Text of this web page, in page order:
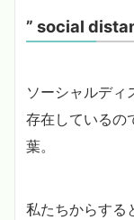
” social
ソーシャルディ
存在しているの
葉。
私たちからする